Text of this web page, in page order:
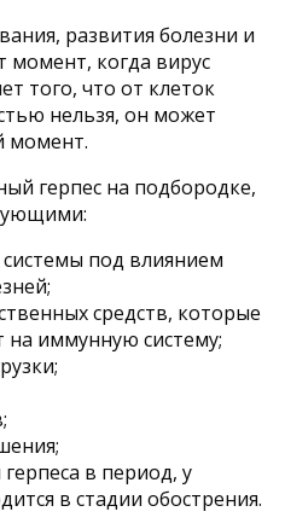
развития болезни и
момент, когда вирус
того, что от клеток
нельзя, он может
момент.
герпес на подбородке,
под влиянием
средств, которые
иммунную систему;
в период, у
в стадии обострения.